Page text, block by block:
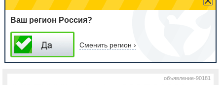
Ваш регион Россия?
Сменить регион ›
объявление-90181